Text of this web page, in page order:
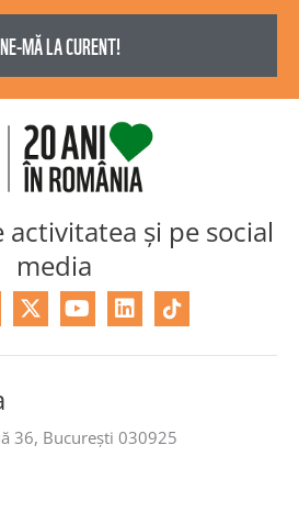
și pe social
media
X
-
w
t
e
Y
o
t
e
L
i
k
i
n
36, București 030925